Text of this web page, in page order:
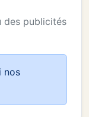
des publicités
nos